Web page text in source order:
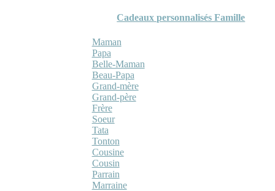
Cadeaux personnalisés Famille
Maman
Papa
Belle-Maman
Beau-Papa
Grand-mère
Grand-père
Frère
Soeur
Tata
Tonton
Cousine
Cousin
Parrain
Marraine